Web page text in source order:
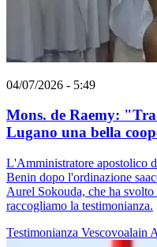
04/07/2026 - 5:49
Mons. de Raemy:
Lugano una bella
L'Amministratore apostolico
Benin dopo l'ordinazione
Aurel Sokouda, che ha
raccogliamo la testimonianza.
Testimonianza Vescovoalain